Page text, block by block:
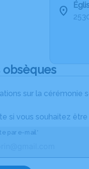
obsèques
sur la cérémonie
si vous souhaitez
par e-mail*